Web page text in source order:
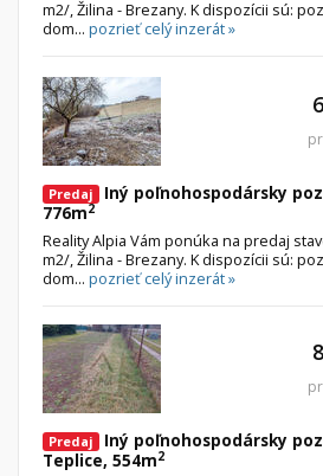
m2/, Žilina - Brezany. K dispozícii sú:
dom... pozrieť celý inzerát »
Predaj
Iný poľnohospodársky
776m2
Reality Alpia Vám ponúka na predaj
m2/, Žilina - Brezany. K dispozícii sú:
dom... pozrieť celý inzerát »
Predaj
Iný poľnohospodársky
Teplice, 554m2